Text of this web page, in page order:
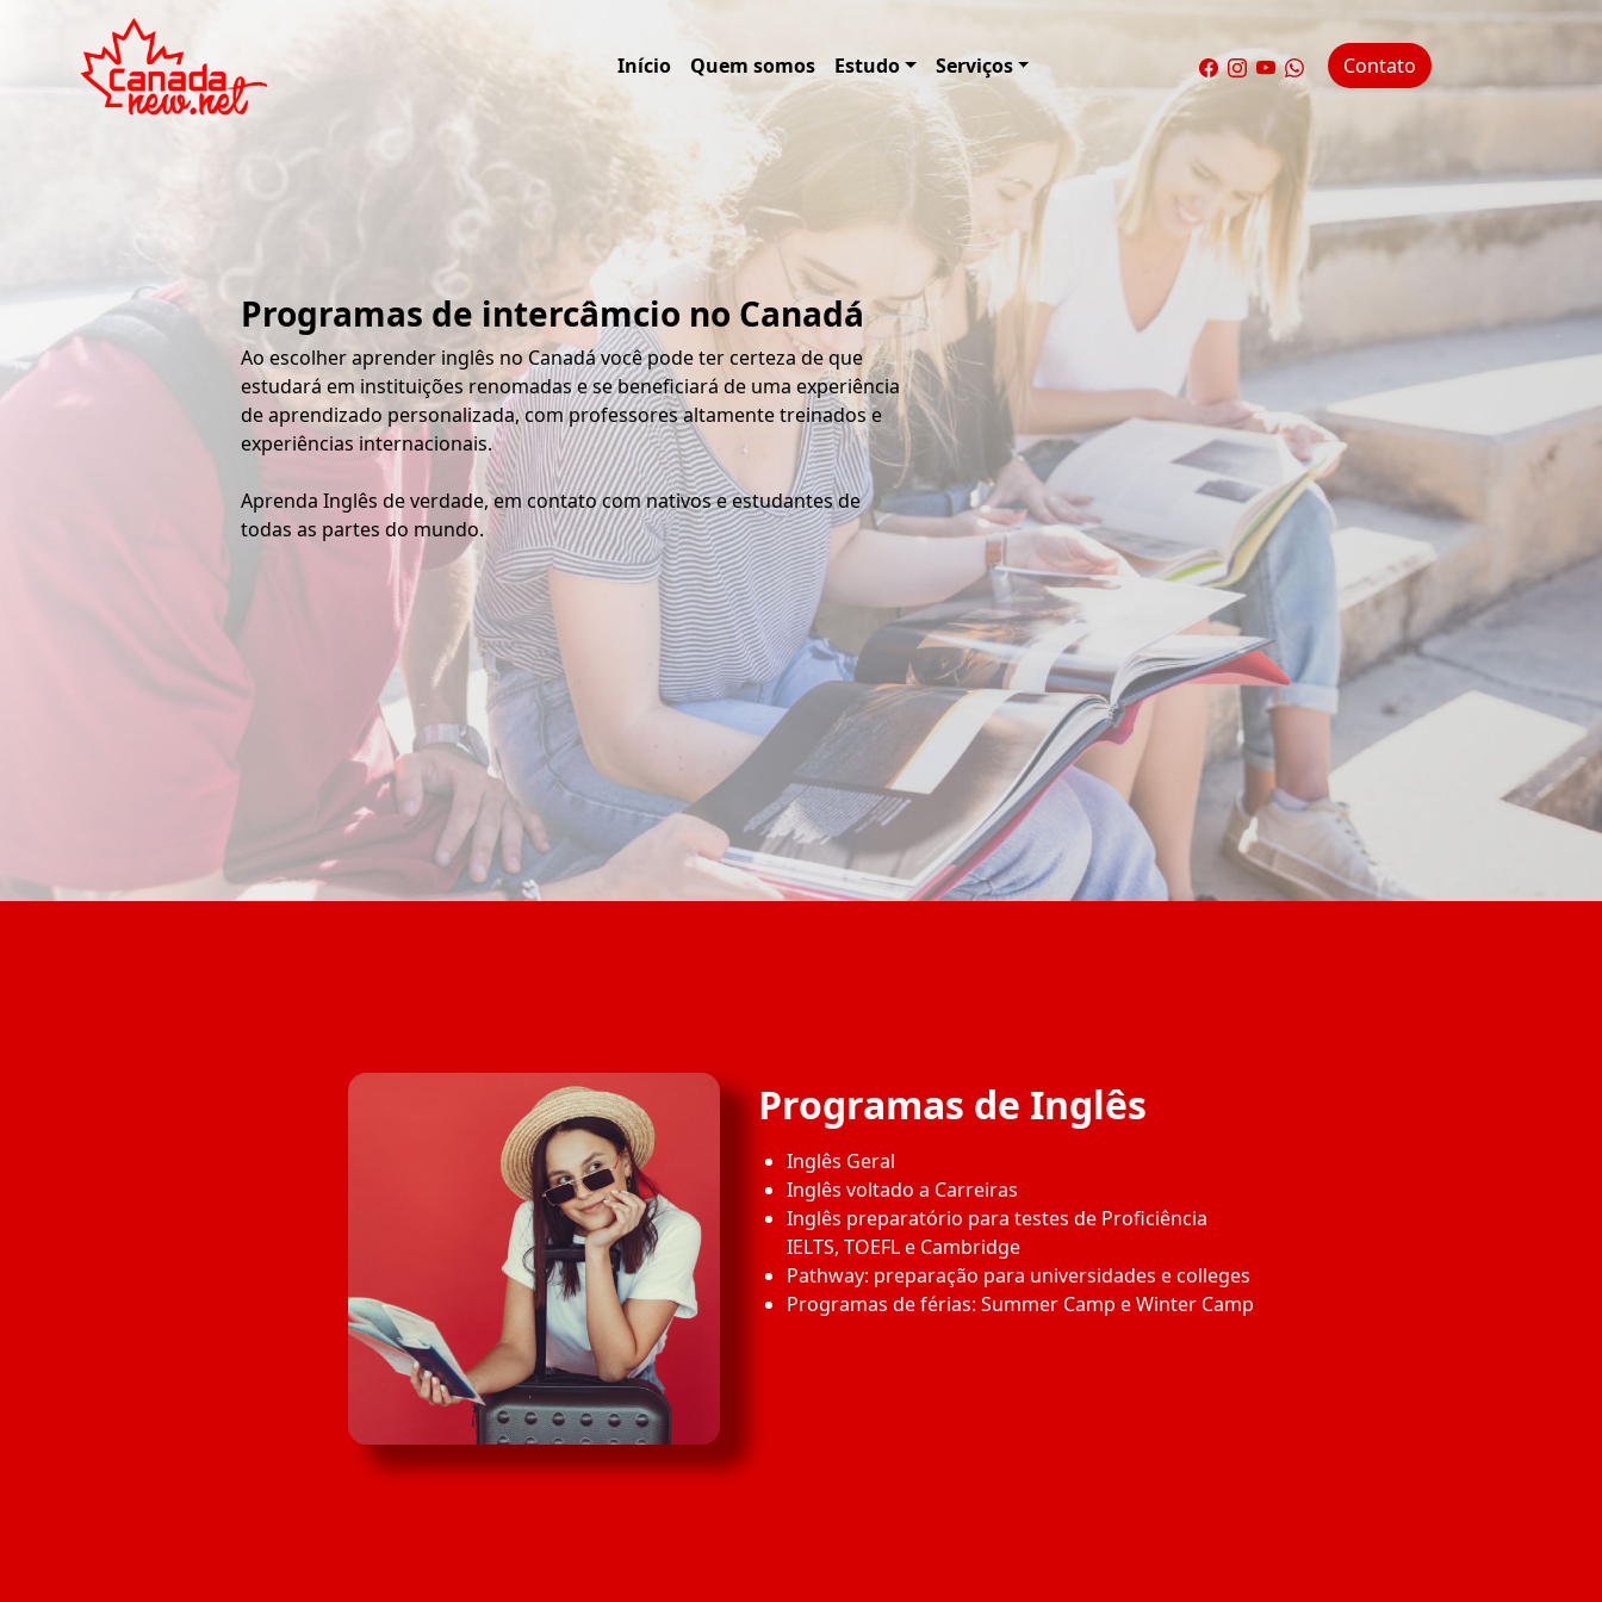
Início Quem somos Estudo Serviços Contato
Programas de intercâmcio no Canadá
Ao escolher aprender inglês no Canadá você pode ter certeza de que
estudará em instituições renomadas e se beneficiará de uma experiência
de aprendizado personalizada, com professores altamente treinados e
experiências internacionais.
Aprenda Inglês de verdade, em contato com nativos e estudantes de
todas as partes do mundo.
Programas de Inglês
Inglês Geral
Inglês voltado a Carreiras
Inglês preparatório para testes de Proficiência
IELTS, TOEFL e Cambridge
Pathway: preparação para universidades e colleges
Programas de férias: Summer Camp e Winter Camp